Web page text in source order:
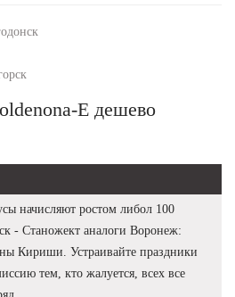
E дешево
начисляют ростом либол 100
- Станожект аналоги Воронеж:
Кириши. Устраивайте праздники
тем, кто жалуется, всех все